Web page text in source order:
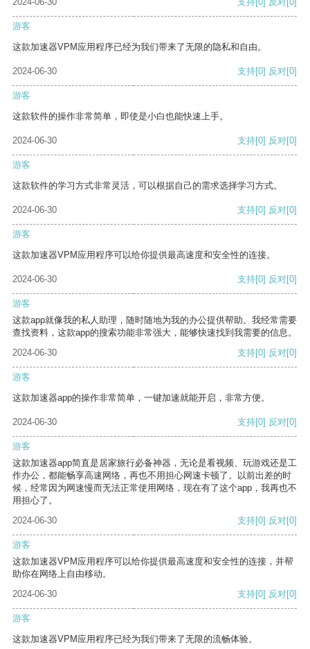
游客
这款加速器VPM应用程序已经为我们带来了无限的隐私和自由。
2024-06-30 支持[0] 反对[0]
游客
这款软件的操作非常简单，即使是小白也能快速上手。
2024-06-30 支持[0] 反对[0]
游客
这款软件的学习方式非常灵活，可以根据自己的需求选择学习方式。
2024-06-30 支持[0] 反对[0]
游客
这款加速器VPM应用程序可以给你提供最高速度和安全性的连接。
2024-06-30 支持[0] 反对[0]
游客
这款app就像我的私人助理，随时随地为我的办公提供帮助。我经常需要
查找资料，这款app的搜索功能非常强大，能够快速找到我需要的信息。
2024-06-30
支持[0] 反对[0]
游客
这款加速器app的操作非常简单，一键加速就能开启，非常方便。
2024-06-30 支持[0] 反对[0]
游客
这款加速器app简直是居家旅行必备神器，无论是看视频、玩游戏还是工
作办公，都能畅享高速网络，再也不用担心网速卡顿了。以前出差的时
候，经常因为网速慢而无法正常使用网络，现在有了这个app，我再也不
用担心了。
2024-06-30
支持[0] 反对[0]
游客
这款加速器VPM应用程序可以给你提供最高速度和安全性的连接，并帮
助你在网络上自由移动。
2024-06-30
支持[0] 反对[0]
游客
这款加速器VPM应用程序已经为我们带来了无限的流畅体验。